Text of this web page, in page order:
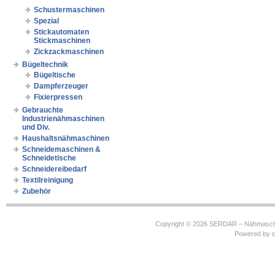
Schustermaschinen
Spezial
Stickautomaten
Stickmaschinen
Zickzackmaschinen
Bügeltechnik
Bügeltische
Dampferzeuger
Fixierpressen
Gebrauchte
Industrienähmaschinen
und Div.
Haushaltsnähmaschinen
Schneidemaschinen &
Schneidetische
Schneidereibedarf
Textilreinigung
Zubehör
Copyright © 2026 SERDAR –
Powered by